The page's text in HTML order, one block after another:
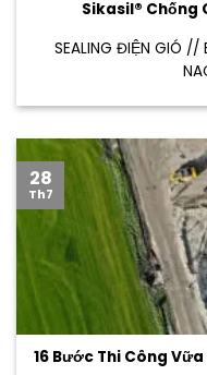
Sikasil® Chống
SEALING ĐIỆN GIÓ //
16 Bước Thi Công
28
Th7